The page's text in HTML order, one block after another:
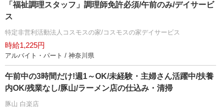
「福祉調理スタッフ」調理師免許必須/午前のみ/デイサービ
ス
特定非営利活動法人コスモスの家/コスモスの家デイサービス
時給1,225円
アルバイト・パート / 神奈川県
午前中の3時間だけ!週1～OK/未経験・主婦さん活躍中/扶養
内OK/残業なし/豚山/ラーメン店の仕込み・清掃
豚山 白楽店